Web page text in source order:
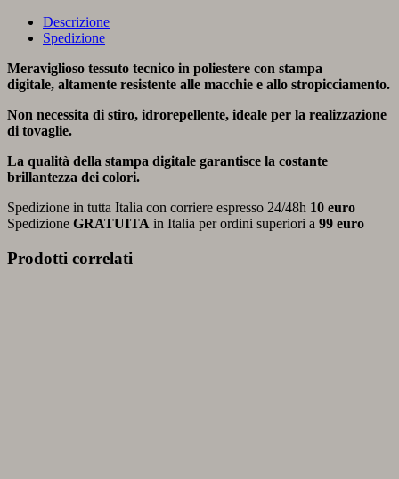
Descrizione
Spedizione
Meraviglioso tessuto tecnico in poliestere con stampa
digitale, altamente resistente alle macchie e allo stropicciamento.
Non necessita di stiro, idrorepellente, ideale per la realizzazione
di tovaglie.
La qualità della stampa digitale garantisce la costante
brillantezza dei colori.
Spedizione in tutta Italia con corriere espresso 24/48h 10 euro
Spedizione GRATUITA in Italia per ordini superiori a 99 euro
Prodotti correlati